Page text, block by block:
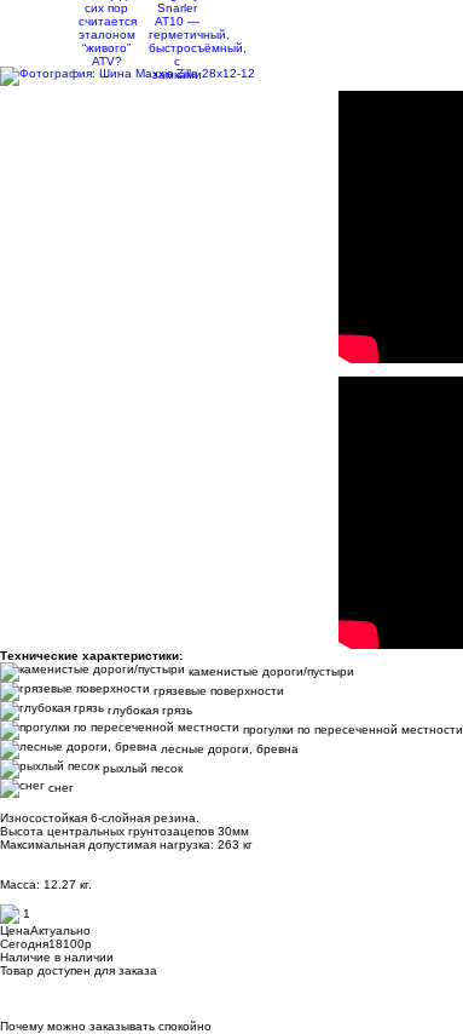
Технические характеристики:
каменистые дороги/пустыри
грязевые поверхности
глубокая грязь
прогулки по пересеченной местности
лесные дороги, бревна
рыхлый песок
снег
Износостойкая 6-слойная резина.
Высота центральных грунтозацепов 30мм
Максимальная допустимая нагрузка: 263 кг
Масса: 12.27 кг.
1
ЦенаАктуально
Сегодня18100p
Наличие в наличии
Товар доступен для заказа
Почему можно заказывать спокойно